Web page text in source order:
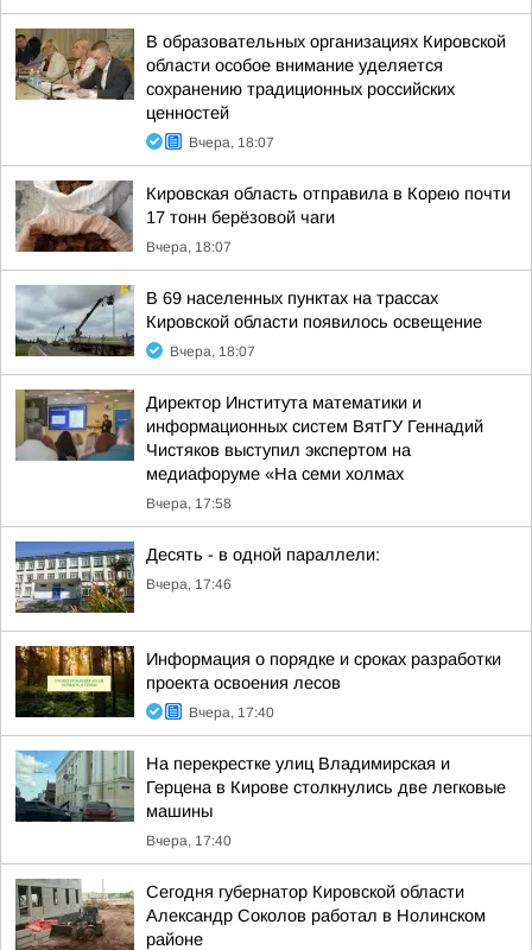
В образовательных организациях Кировской
области особое внимание уделяется
сохранению традиционных российских
ценностей
Вчера, 18:07
Кировская область отправила в Корею почти
17 тонн берёзовой чаги
Вчера, 18:07
В 69 населенных пунктах на трассах
Кировской области появилось освещение
Вчера, 18:07
Директор Института математики и
информационных систем ВятГУ Геннадий
Чистяков выступил экспертом на
медиафоруме «На семи холмах
Вчера, 17:58
Десять - в одной параллели:
Вчера, 17:46
Информация о порядке и сроках разработки
проекта освоения лесов
Вчера, 17:40
На перекрестке улиц Владимирская и
Герцена в Кирове столкнулись две легковые
машины
Вчера, 17:40
Сегодня губернатор Кировской области
Александр Соколов работал в Нолинском
районе